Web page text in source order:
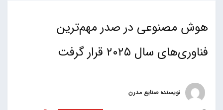
هوش مصنوعی در صدر مهم‌ترین
فناوری‌های سال ۲۰۲۵ قرار گرفت
نویسنده صنایع مدرن